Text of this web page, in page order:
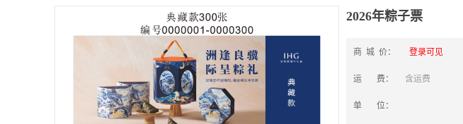
2026年粽子票
商 城 价： 登录可见
运 费： 含运费
单 位：